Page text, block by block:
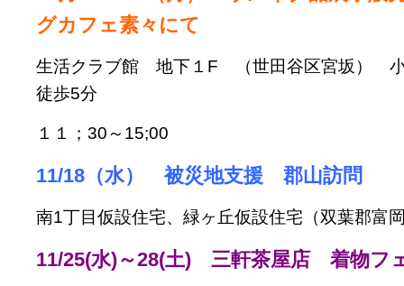
グカフェ素々にて
生活クラブ館 地下１F （世田谷区宮坂）
徒歩5分
１１；30～15;00
11/18（水） 被災地支援 郡山訪問
南1丁目仮設住宅、緑ヶ丘仮設住宅（双葉郡富
11/25(水)～28(土) 三軒茶屋店 着物フ